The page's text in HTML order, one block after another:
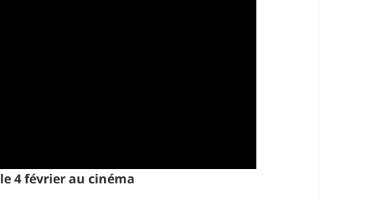
le 4 février au cinéma